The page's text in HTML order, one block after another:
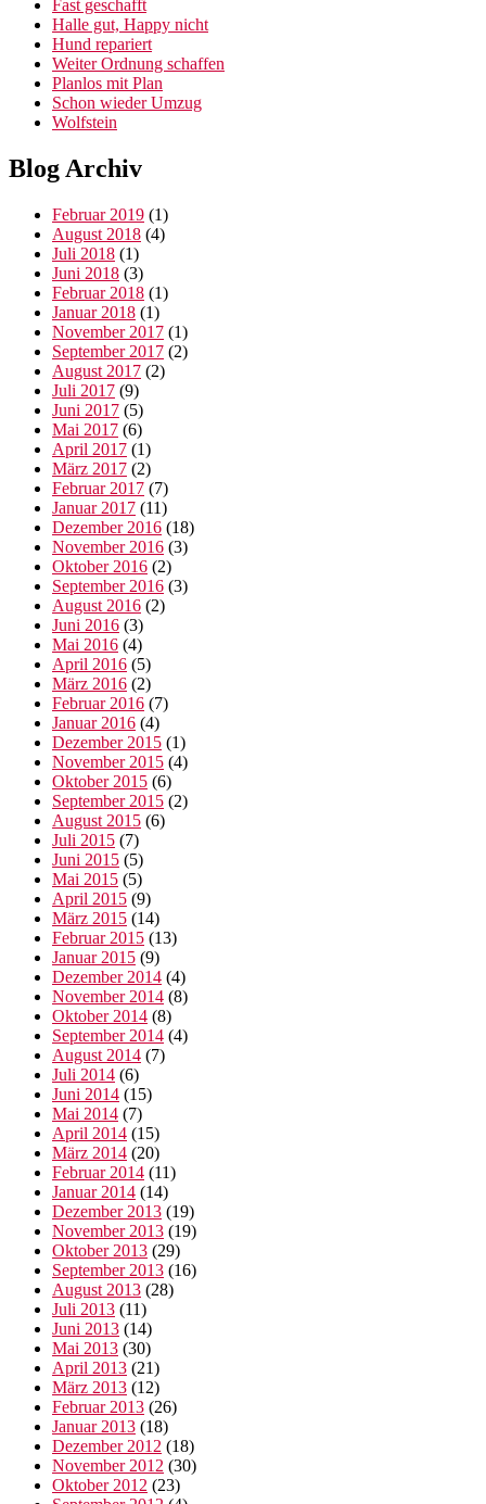
Fast geschafft
Halle gut, Happy nicht
Hund repariert
Weiter Ordnung schaffen
Planlos mit Plan
Schon wieder Umzug
Wolfstein
Blog Archiv
Februar 2019 (1)
August 2018 (4)
Juli 2018 (1)
Juni 2018 (3)
Februar 2018 (1)
Januar 2018 (1)
November 2017 (1)
September 2017 (2)
August 2017 (2)
Juli 2017 (9)
Juni 2017 (5)
Mai 2017 (6)
April 2017 (1)
März 2017 (2)
Februar 2017 (7)
Januar 2017 (11)
Dezember 2016 (18)
November 2016 (3)
Oktober 2016 (2)
September 2016 (3)
August 2016 (2)
Juni 2016 (3)
Mai 2016 (4)
April 2016 (5)
März 2016 (2)
Februar 2016 (7)
Januar 2016 (4)
Dezember 2015 (1)
November 2015 (4)
Oktober 2015 (6)
September 2015 (2)
August 2015 (6)
Juli 2015 (7)
Juni 2015 (5)
Mai 2015 (5)
April 2015 (9)
März 2015 (14)
Februar 2015 (13)
Januar 2015 (9)
Dezember 2014 (4)
November 2014 (8)
Oktober 2014 (8)
September 2014 (4)
August 2014 (7)
Juli 2014 (6)
Juni 2014 (15)
Mai 2014 (7)
April 2014 (15)
März 2014 (20)
Februar 2014 (11)
Januar 2014 (14)
Dezember 2013 (19)
November 2013 (19)
Oktober 2013 (29)
September 2013 (16)
August 2013 (28)
Juli 2013 (11)
Juni 2013 (14)
Mai 2013 (30)
April 2013 (21)
März 2013 (12)
Februar 2013 (26)
Januar 2013 (18)
Dezember 2012 (18)
November 2012 (30)
Oktober 2012 (23)